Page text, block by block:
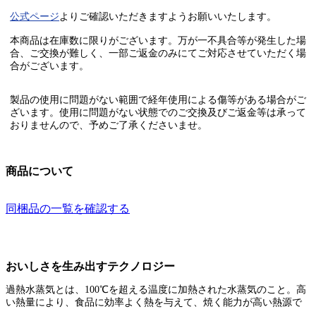
公式ページ よりご確認いただきますようお願いいたします。
本商品は在庫数に限りがございます。万が一不具合等が発生した場
合、ご交換が難しく、一部ご返金のみにてご対応させていただく場
合がございます。
製品の使用に問題がない範囲で経年使用による傷等がある場合がご
ざいます。使用に問題がない状態でのご交換及びご返金等は承って
おりませんので、予めご了承くださいませ。
商品について
同梱品の一覧を確認する
おいしさを生み出すテクノロジー
過熱水蒸気とは、100℃を超える温度に加熱された水蒸気のこと。高
い熱量により、食品に効率よく熱を与えて、焼く能力が高い熱源で